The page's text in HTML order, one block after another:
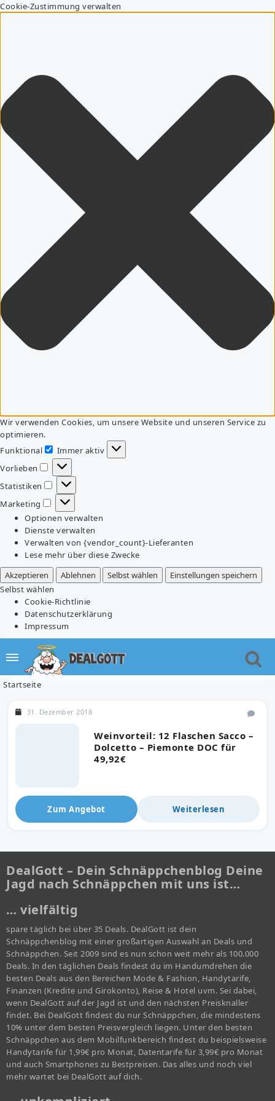
Cookie-Zustimmung verwalten
Wir verwenden Cookies, um unsere Website und unseren Service zu
optimieren.
Funktional
Funktional
Immer aktiv
Vorlieben
Vorlieben
Statistiken
Statistiken
Marketing
Marketing
Optionen verwalten
Dienste verwalten
Verwalten von {vendor_count}-Lieferanten
Lese mehr über diese Zwecke
Akzeptieren
Ablehnen Selbst wählen
Einstellungen speichern
Selbst wählen
Cookie-Richtlinie
Datenschutzerklärung
Impressum
Startseite
Weinvorteil: 12 Flaschen Sacco –
Dolcetto – Piemonte DOC für
49,92€
31. Dezember 2018
Zum Angebot Weiterlesen
DealGott – Dein Schnäppchenblog Deine
Jagd nach Schnäppchen mit uns ist…
… vielfältig
spare täglich bei über 35 Deals. DealGott ist dein
Schnäppchenblog mit einer großartigen Auswahl an Deals und
Schnäppchen. Seit 2009 sind es nun schon weit mehr als 100.000
Deals. In den täglichen Deals findest du im Handumdrehen die
besten Deals aus den Bereichen Mode & Fashion, Handytarife,
Finanzen (Kredite und Girokonto), Reise & Hotel uvm. Sei dabei,
wenn DealGott auf der Jagd ist und den nächsten Preisknaller
findet. Bei DealGott findest du nur Schnäppchen, die mindestens
10% unter dem besten Preisvergleich liegen. Unter den besten
Schnäppchen aus dem Mobilfunkbereich findest du beispielsweise
Handytarife für 1,99€ pro Monat, Datentarife für 3,99€ pro Monat
und auch Smartphones zu Bestpreisen. Das alles und noch viel
mehr wartet bei DealGott auf dich.